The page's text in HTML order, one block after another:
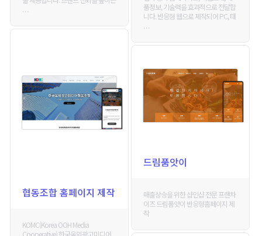
. . .
품정보, 기술력을 효과적으로 전달합
니다. 반응형 웹으로 제작되어 PC, 태
. . .
협동조합 홈페이지 제작
KOMC(Korea OOH Media
Cooperative) 한국옥외광고미디어
드림품앗이
매출상승을 위한 샵인샵 전문 프랜차
이즈 드림품앗이 반응형홈페이지 제
작